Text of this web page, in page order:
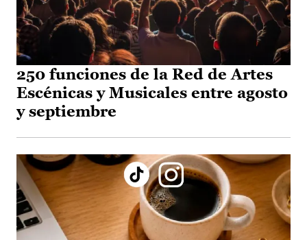
250 funciones de la Red de Artes
Escénicas y Musicales entre agosto
y septiembre